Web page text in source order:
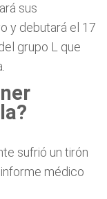
sus
y debutará el 17
grupo L que
sufrió un tirón
médico